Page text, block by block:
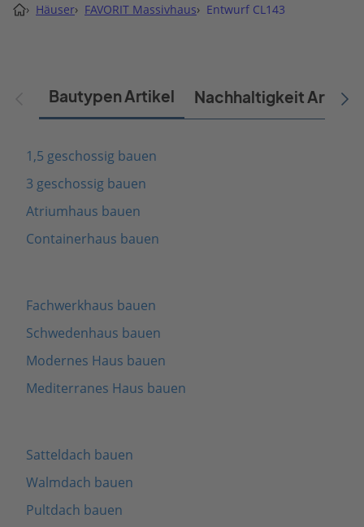
› Häuser› FAVORIT Massivhaus› Entwurf CL143
Bautypen Artikel Nachhaltigkeit Artikel
1,5 geschossig bauen
3 geschossig bauen
Atriumhaus bauen
Containerhaus bauen
Fachwerkhaus bauen
Schwedenhaus bauen
Modernes Haus bauen
Mediterranes Haus bauen
Satteldach bauen
Walmdach bauen
Pultdach bauen